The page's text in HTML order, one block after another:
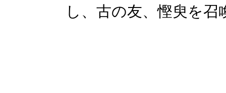
し、古の友、慳臾を